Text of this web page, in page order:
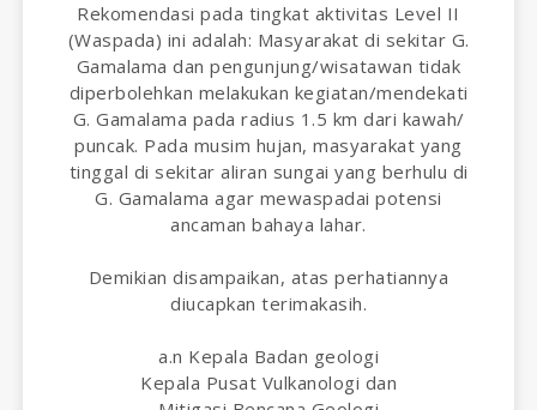
Rekomendasi pada tingkat aktivitas Level II
(Waspada) ini adalah: Masyarakat di sekitar G.
Gamalama dan pengunjung/wisatawan tidak
diperbolehkan melakukan kegiatan/mendekati
G. Gamalama pada radius 1.5 km dari kawah/
puncak. Pada musim hujan, masyarakat yang
tinggal di sekitar aliran sungai yang berhulu di
G. Gamalama agar mewaspadai potensi
ancaman bahaya lahar.
Demikian disampaikan, atas perhatiannya
diucapkan terimakasih.
a.n Kepala Badan geologi
Kepala Pusat Vulkanologi dan